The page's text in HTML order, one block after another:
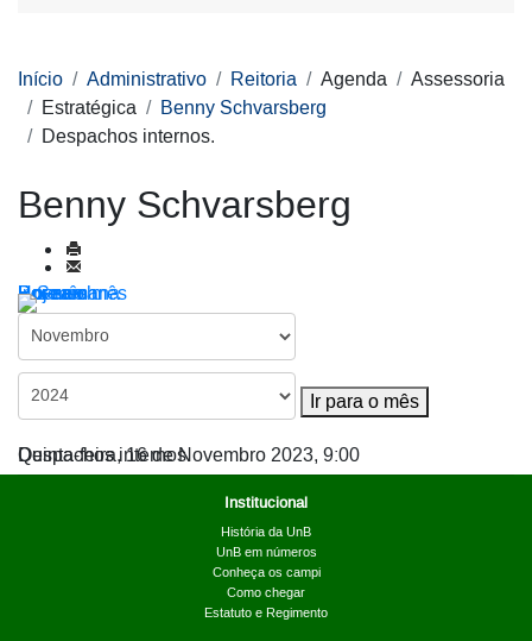
Início Administrativo Reitoria Agenda
Assessoria
Estratégica
Benny Schvarsberg
Despachos internos.
Benny Schvarsberg
Por ano
Por mês
Por semana
Hoje
Ir para o mês
Ir para o mês
Despachos internos.
Quinta-feira, 16 de Novembro 2023, 9:00
Institucional
História da UnB
UnB em números
Conheça os campi
Como chegar
Estatuto e Regimento